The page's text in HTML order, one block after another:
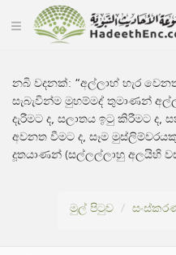
නබි වදනක්: “අල්ලාහ් හැර
සැබැවින්ම මුහම්මද් තුමාණන්
දැරීමට ද, සලාතය ඉටු කිරීමට
අවනත වීමට ද, සෑම
දූතයාණන් (සල්ලල්ලාහු අලයිහි
මුල් පිටුව